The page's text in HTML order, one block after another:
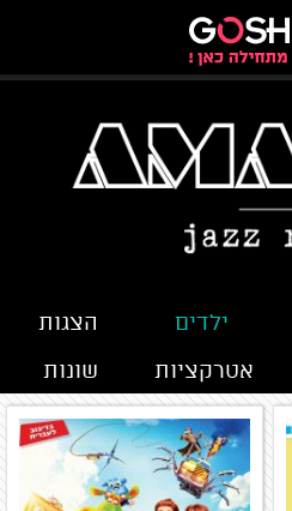
ילדים
הצגות
אטרקציות שונות